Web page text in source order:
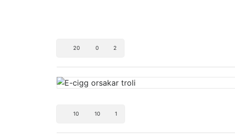
20 0 2
10 10 1